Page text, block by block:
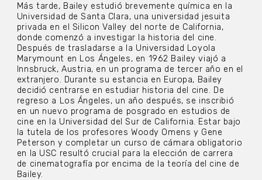
Más tarde, Bailey estudió brevemente química en la
Universidad de Santa Clara, una universidad jesuita
privada en el Silicon Valley del norte de California,
donde comenzó a investigar la historia del cine.
Después de trasladarse a la Universidad Loyola
Marymount en Los Ángeles, en 1962 Bailey viajó a
Innsbruck, Austria, en un programa de tercer año en el
extranjero. Durante su estancia en Europa, Bailey
decidió centrarse en estudiar historia del cine. De
regreso a Los Ángeles, un año después, se inscribió
en un nuevo programa de posgrado en estudios de
cine en la Universidad del Sur de California. Estar bajo
la tutela de los profesores Woody Omens y Gene
Peterson y completar un curso de cámara obligatorio
en la USC resultó crucial para la elección de carrera
de cinematografía por encima de la teoría del cine de
Bailey.